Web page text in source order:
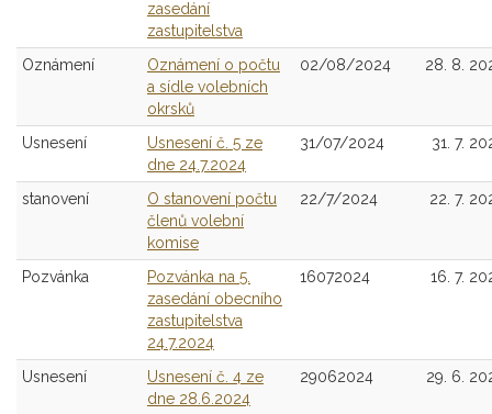
zasedání
zastupitelstva
Oznámení
Oznámení o počtu
a sídle volebních
okrsků
02/08/2024 28. 8.
Usnesení
Usnesení č. 5 ze
dne 24.7.2024
31/07/2024 31. 7.
stanovení
O stanovení počtu
členů volební
komise
22/7/2024 22. 7.
Pozvánka
Pozvánka na 5.
zasedání obecního
zastupitelstva
24.7.2024
16072024 16. 7.
Usnesení
Usnesení č. 4 ze
dne 28.6.2024
29062024 29. 6.